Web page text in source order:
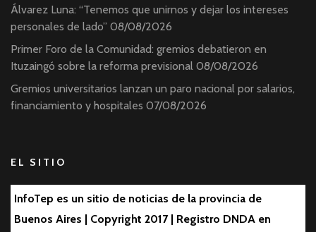
Álvarez Luna: “Tenemos que unirnos y dejar los intereses
personales de lado” 08/08/2026
Primer Foro de la Comunidad: gremios debatieron en
Ituzaingó sobre la reforma previsional 08/08/2026
Gremios universitarios lanzan un paro nacional por salarios,
financiamiento y hospitales 07/08/2026
EL SITIO
InfoTep es un sitio de noticias de la provincia de
Buenos Aires | Copyright 2017 | Registro DNDA en